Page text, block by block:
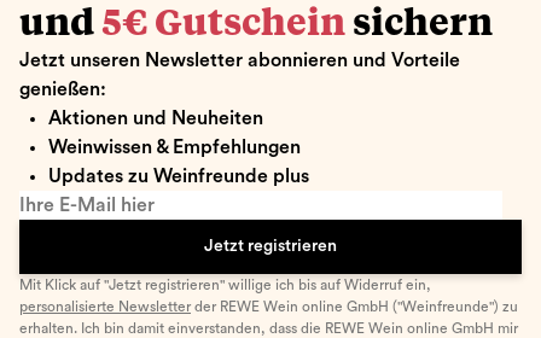
und 5€ Gutschein sichern
Jetzt unseren Newsletter abonnieren und Vorteile
genießen:
Aktionen und Neuheiten
Weinwissen & Empfehlungen
Updates zu Weinfreunde plus
Ihre E-Mail hier
Jetzt registrieren
Mit Klick auf "Jetzt registrieren" willige ich bis auf Widerruf ein,
personalisierte Newsletter der REWE Wein online GmbH ("Weinfreunde") zu
erhalten. Ich bin damit einverstanden, dass die REWE Wein online GmbH mir